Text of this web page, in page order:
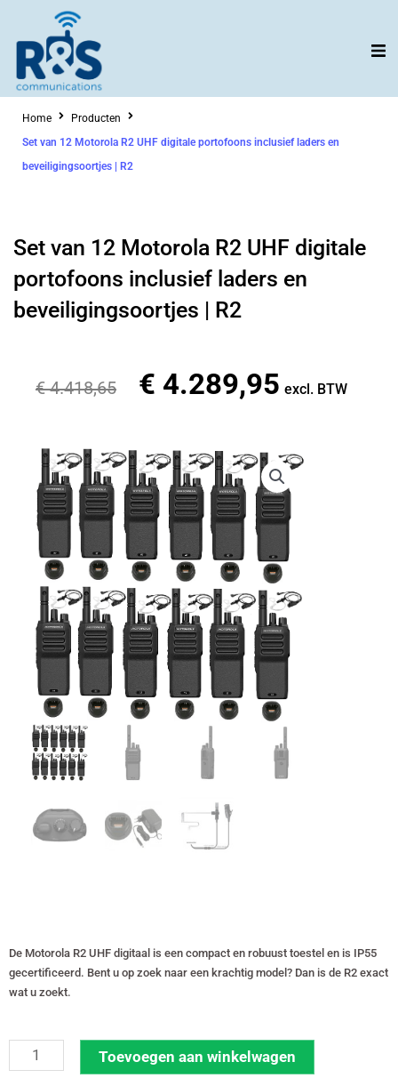
inhoud
Home
Producten
Set van 12 Motorola R2 UHF digitale portofoons inclusief laders en
beveiligingsoortjes | R2
Set van 12 Motorola R2 UHF digitale
portofoons inclusief laders en
beveiligingsoortjes | R2
€4.418,65
Oorspronkelijke
€ 4.418,65.
€ 4.289,95 Huidige
€ 4.289,95.
excl. BTW
De Motorola R2 UHF digitaal is een compact en robuust toestel en is IP55
gecertificeerd. Bent u op zoek naar een krachtig model? Dan is de R2 exact
wat u zoekt.
van
Toevoegen aan winkelwagen